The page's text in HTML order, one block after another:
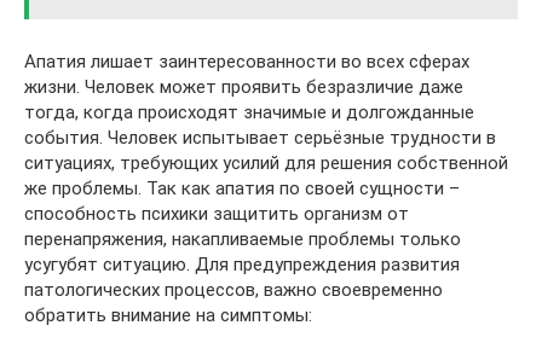
Апатия лишает заинтересованности во всех сферах
жизни. Человек может проявить безразличие даже
тогда, когда происходят значимые и долгожданные
события. Человек испытывает серьёзные трудности в
ситуациях, требующих усилий для решения собственной
же проблемы. Так как апатия по своей сущности –
способность психики защитить организм от
перенапряжения, накапливаемые проблемы только
усугубят ситуацию. Для предупреждения развития
патологических процессов, важно своевременно
обратить внимание на симптомы: